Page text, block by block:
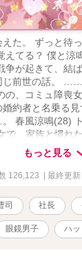
えた。 ずっと待
えてる？ 僕と涼
争が起きて、結
じ前世の話。
の、コミュ障喪
約者と名乗る
春風涼鳴(28) ト
で、家族と慣れ
だけど、悪いと
もトップクラス
ングスの御曹司
はいえ、 いきな
上手くいくのか
もっと見る
126,123 | 最終更
司 社長
眼鏡男子 ハ